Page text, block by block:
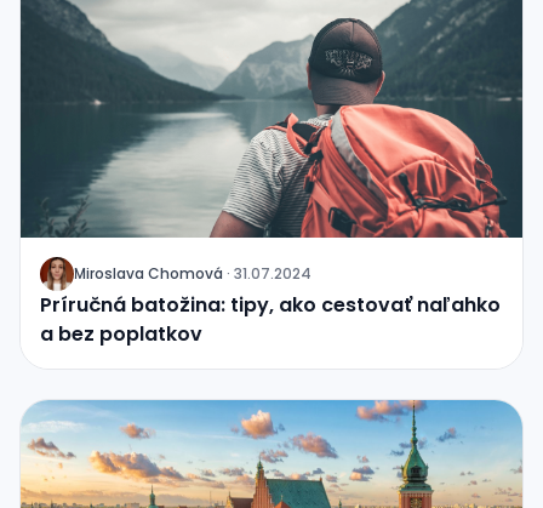
J Miroslava Chomová · 31.07.2024
Príručná batožina: tipy, ako cestovať naľahko
a bez poplatkov